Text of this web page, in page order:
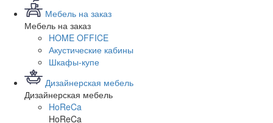
Мебель на заказ
Мебель на заказ
HOME OFFICE
Акустические кабины
Шкафы-купе
Дизайнерская мебель
Дизайнерская мебель
HoReCa
HoReCa